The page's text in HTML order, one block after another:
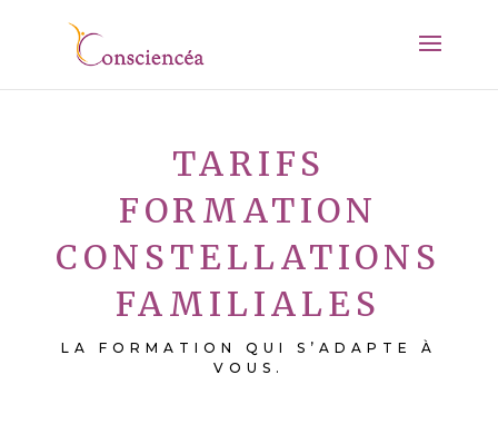
TARIFS
FORMATION
CONSTELLATIONS
FAMILIALES
LA FORMATION QUI S’ADAPTE À
VOUS.